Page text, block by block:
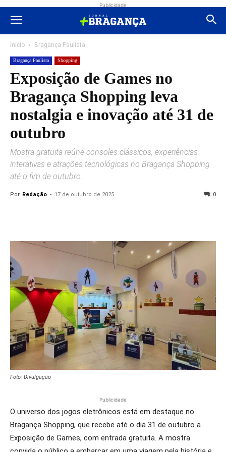
Publicidade
Início Bragança Paulista
Bragança Paulista Shopping
Exposição de Games no
Bragança Shopping leva
nostalgia e inovação até 31 de
outubro
Mostra gratuita reúne consoles clássicos, experiências
interativas e atrações tecnológicas no Bragança Shopping
até o fim de outubro.
Por Redação - 17 de outubro de 2025 0
Foto: Divulgação
Publicidade
O universo dos jogos eletrônicos está em destaque no
Bragança Shopping, que recebe até o dia 31 de outubro a
Exposição de Games, com entrada gratuita. A mostra